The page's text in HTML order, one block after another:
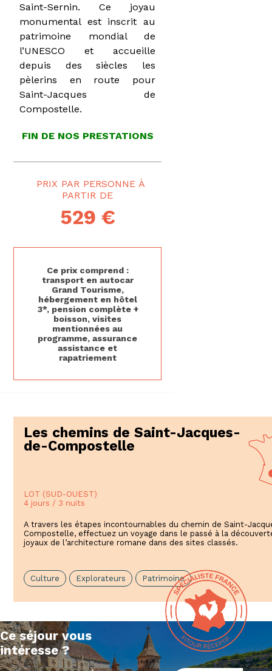
Saint-Sernin. Ce joyau
monumental est inscrit au
patrimoine mondial de
l’UNESCO et accueille
depuis des siècles les
pèlerins en route pour
Saint-Jacques de
Compostelle.
FIN DE NOS PRESTATIONS
PRIX PAR PERSONNE
529 €
Ce prix comprend :
transport en autocar
Grand Tourisme,
hébergement en hôtel
3*, pension complète +
boisson, visites
mentionnées au
programme, assurance
assistance et
rapatriement
Les chemins de Saint-Jacques-
de-Compostelle
LOT (SUD-OUEST)
4 jours / 3 nuits
A travers les étapes incontournables du chemin de Saint-
Compostelle, effectuez un voyage dans le passé à la
joyaux de l’architecture romane dans des sites classés.
Culture Explorateurs Patrimoine
Ce séjour vous
intéresse ?